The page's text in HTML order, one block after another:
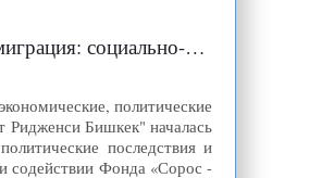
перспективы" : Zamandash press
политические
Ридженси Бишкек" началась
последствия и
содействии Фонда «Сорос -